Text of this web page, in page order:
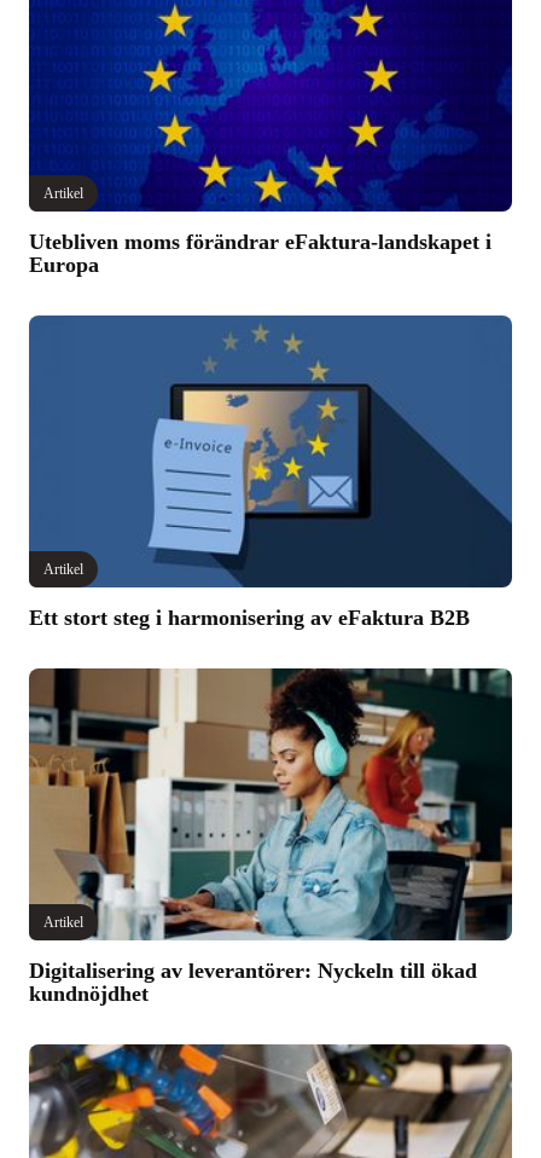
Artikel
Utebliven moms förändrar eFaktura-landskapet i
Europa
Artikel
Ett stort steg i harmonisering av eFaktura B2B
Artikel
Digitalisering av leverantörer: Nyckeln till ökad
kundnöjdhet